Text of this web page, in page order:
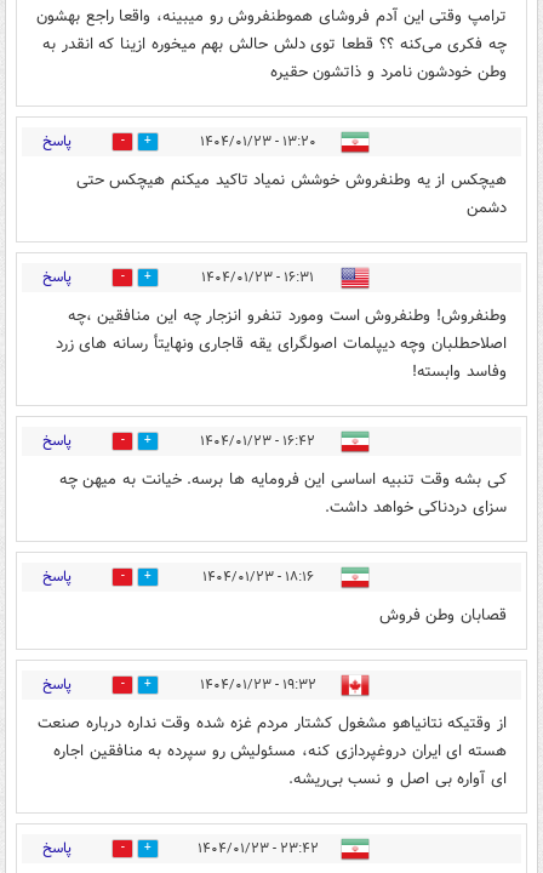
ترامپ وقتی این آدم فروشای هموطنفروش رو میبینه، واقعا راجع بهشون
چه فکری می‌کنه ؟؟ قطعا توی دلش حالش بهم میخوره ازینا که انقدر به
وطن خودشون نامرد و ذاتشون حقیره
۱۳:۲۰ - ۱۴۰۴/۰۱/۲۳ 11 پاسخ
هیچکس از یه وطنفروش خوشش نمیاد تاکید میکنم هیچکس حتی
دشمن
۱۶:۳۱ - ۱۴۰۴/۰۱/۲۳ 7 پاسخ
وطنفروش! وطنفروش است ومورد تنفرو انزجار چه این منافقین ،چه
اصلاحطلبان وچه دیپلمات اصولگرای یقه قاجاری ونهایتأ رسانه های زرد
وفاسد وابسته!
۱۶:۴۲ - ۱۴۰۴/۰۱/۲۳ 12 پاسخ
کی بشه وقت تنبیه اساسی این فرومایه ها برسه. خیانت به میهن چه
سزای دردناکی خواهد داشت.
۱۸:۱۶ - ۱۴۰۴/۰۱/۲۳ 7 پاسخ
قصابان وطن فروش
۱۹:۳۲ - ۱۴۰۴/۰۱/۲۳ 13 پاسخ
از وقتیکه نتانیاهو مشغول کشتار مردم غزه‌ شده وقت نداره درباره صنعت
هسته ای ایران دروغپردازی کنه، مسئولیش رو سپرده به منافقین اجاره
ای آواره بی اصل و نسب بی‌ریشه.
۲۳:۴۲ - ۱۴۰۴/۰۱/۲۳ 3 پاسخ